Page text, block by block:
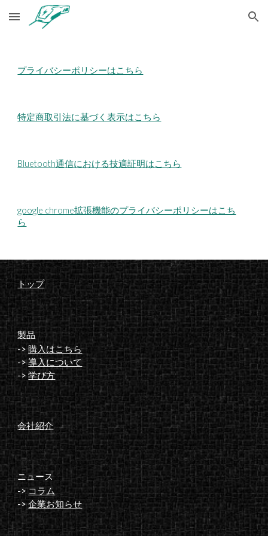
Skip to main content Skip to navigation
プライバシーポリシーはこちら
特定商取引法に基づく表示はこちら
Bluetooth通信における技適証明はこちら
google chrome拡張機能のプライバシーポリシーはこち
ら
トップ
製品
->購入はこちら
->導入について
->学び方
会社紹介
ニュース
->コラム
->企業お知らせ